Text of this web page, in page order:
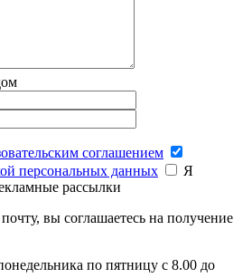
соглашением
персональных данных
Я
рассылки
вы соглашаетесь на получение
по пятницу с 8.00 до